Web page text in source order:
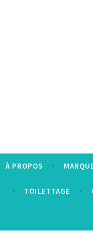
À PROPOS
TOILETTAGE